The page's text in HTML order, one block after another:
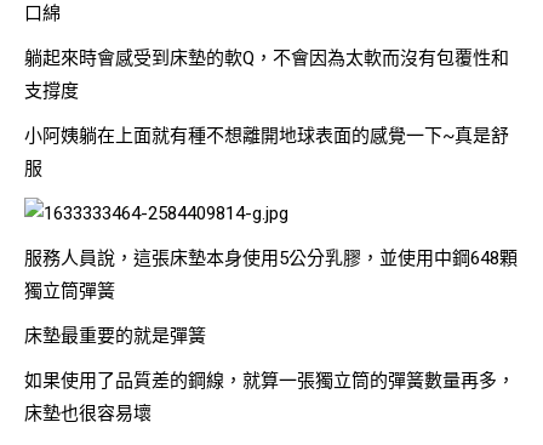
口綿
躺起來時會感受到床墊的軟Q，不會因為太軟而沒有包覆性和
支撐度
小阿姨躺在上面就有種不想離開地球表面的感覺一下~真是舒
服
服務人員說，這張床墊本身使用5公分乳膠，並使用中鋼648顆
獨立筒彈簧
床墊最重要的就是彈簧
如果使用了品質差的鋼線，就算一張獨立筒的彈簧數量再多，
床墊也很容易壞